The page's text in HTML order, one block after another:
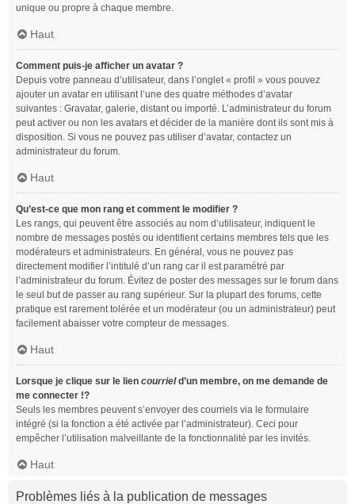
unique ou propre à chaque membre.
Haut
Comment puis-je afficher un avatar ?
Depuis votre panneau d’utilisateur, dans l’onglet « profil » vous pouvez
ajouter un avatar en utilisant l’une des quatre méthodes d’avatar
suivantes : Gravatar, galerie, distant ou importé. L’administrateur du forum
peut activer ou non les avatars et décider de la manière dont ils sont mis à
disposition. Si vous ne pouvez pas utiliser d’avatar, contactez un
administrateur du forum.
Haut
Qu’est-ce que mon rang et comment le modifier ?
Les rangs, qui peuvent être associés au nom d’utilisateur, indiquent le
nombre de messages postés ou identifient certains membres tels que les
modérateurs et administrateurs. En général, vous ne pouvez pas
directement modifier l’intitulé d’un rang car il est paramétré par
l’administrateur du forum. Évitez de poster des messages sur le forum dans
le seul but de passer au rang supérieur. Sur la plupart des forums, cette
pratique est rarement tolérée et un modérateur (ou un administrateur) peut
facilement abaisser votre compteur de messages.
Haut
Lorsque je clique sur le lien courrield’un membre, on me demande de
me connecter !?
Seuls les membres peuvent s’envoyer des courriels via le formulaire
intégré (si la fonction a été activée par l’administrateur). Ceci pour
empêcher l’utilisation malveillante de la fonctionnalité par les invités.
Haut
Problèmes liés à la publication de messages